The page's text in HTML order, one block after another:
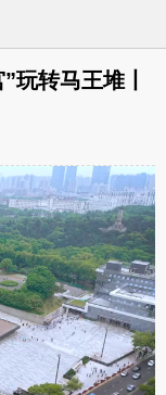
玩转马王堆丨